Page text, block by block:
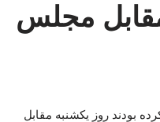
مجلس
بودند روز یکشنبه مقابل